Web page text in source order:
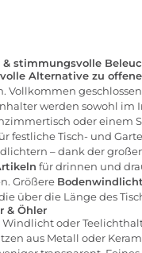
stimmungsvolle
Alternative zu
Vollkommen
werden sowohl
oder einem
festliche Tisch- und
– dank der
für drinnen und
Größere
über die Länge des
& Öhler
Windlicht oder
aus Metall oder